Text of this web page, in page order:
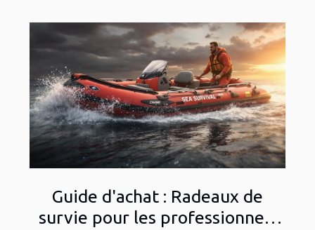
Guide d'achat : Radeaux de
survie pour les professionnels